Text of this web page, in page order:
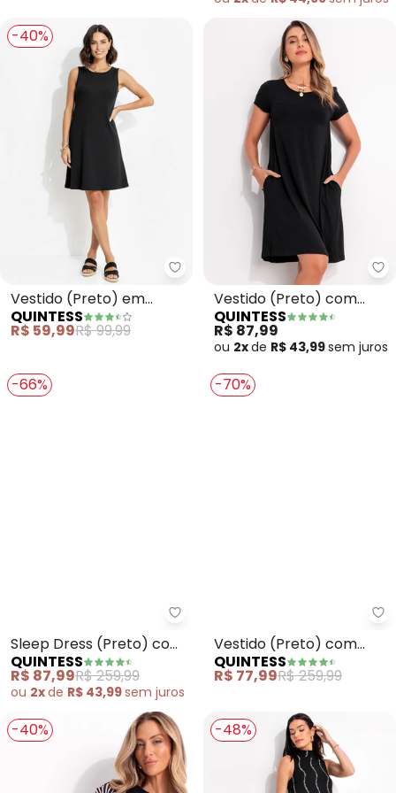
-40%
Quintess - Vestido (Preto) em
Vestido (Preto) em
Malha Anarruga
QUINTESS
R$ 59,99R$ 99,99
Vestido (Preto) com
Bolsos e Mangas Curtas
QUINTESS
R$ 87,99
ou 2xde R$ 43,99sem juros
-66%
Quintess - Sleep Dress (Preto)
Sleep Dress (Preto) com
Alças de Corrente
QUINTESS
R$ 87,99R$ 259,99
ou 2xde R$ 43,99sem juros
-70%
Vestido (Preto) com
Vazado e Corrente no
Ombro
QUINTESS
R$ 77,99R$ 259,99
-40% -48%